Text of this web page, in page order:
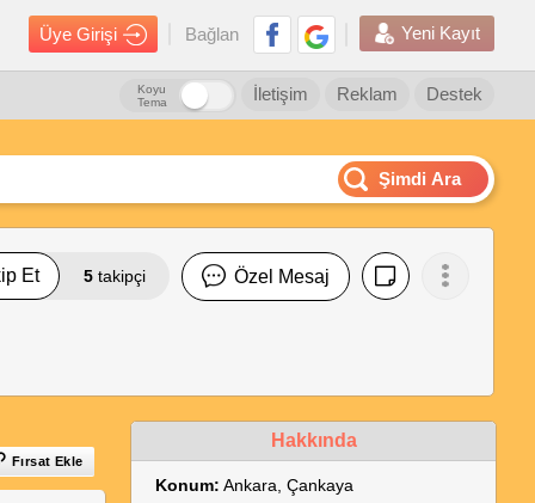
Üye Girişi Bağlan Yeni Kayıt
Destek
Reklam
İletişim
Koyu
Tema
Şimdi Ara
Et 5 takipçi Özel Mesaj
Fırsat Ekle
Hakkında
Konum: Ankara, Çankaya